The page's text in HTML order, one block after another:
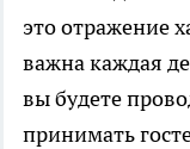
это отражение
важна каждая
вы будете
принимать